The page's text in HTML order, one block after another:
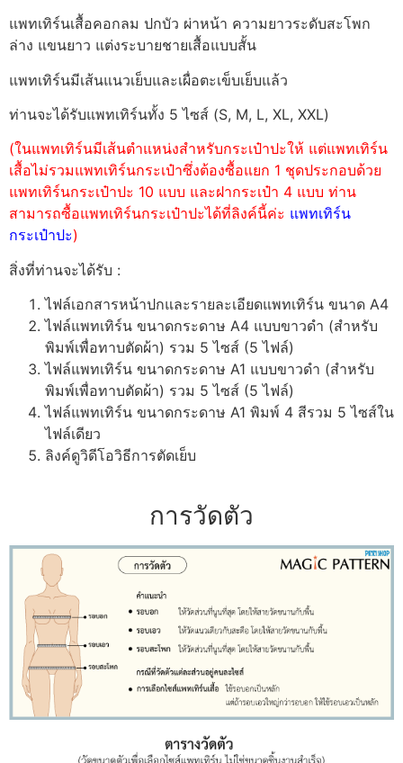
แพทเทิร์นเสื้อคอกลม ปกบัว ผ่าหน้า ความยาวระดับสะโพก
ล่าง แขนยาว แต่งระบายชายเสื้อแบบสั้น
แพทเทิร์นมีเส้นแนวเย็บและเผื่อตะเข็บเย็บแล้ว
ท่านจะได้รับแพทเทิร์นทั้ง 5 ไซส์ (S, M, L, XL, XXL)
(ในแพทเทิร์นมีเส้นตำแหน่งสำหรับกระเป๋าปะให้ แต่แพทเทิร์น
เสื้อไม่รวมแพทเทิร์นกระเป๋าซึ่งต้องซื้อแยก 1 ชุดประกอบด้วย
แพทเทิร์นกระเป๋าปะ 10 แบบ และฝากระเป๋า 4 แบบ ท่าน
สามารถซื้อแพทเทิร์นกระเป๋าปะได้ที่ลิงค์นี้ค่ะ แพทเทิร์น
กระเป๋าปะ)
สิ่งที่ท่านจะได้รับ :
ไฟล์เอกสารหน้าปกและรายละเอียดแพทเทิร์น ขนาด A4
ไฟล์แพทเทิร์น ขนาดกระดาษ A4 แบบขาวดำ (สำหรับ
พิมพ์เพื่อทาบตัดผ้า) รวม 5 ไซส์ (5 ไฟล์)
ไฟล์แพทเทิร์น ขนาดกระดาษ A1 แบบขาวดำ (สำหรับ
พิมพ์เพื่อทาบตัดผ้า) รวม 5 ไซส์ (5 ไฟล์)
ไฟล์แพทเทิร์น ขนาดกระดาษ A1 พิมพ์ 4 สีรวม 5 ไซส์ใน
ไฟล์เดียว
ลิงค์ดูวิดีโอวิธีการตัดเย็บ
การวัดตัว